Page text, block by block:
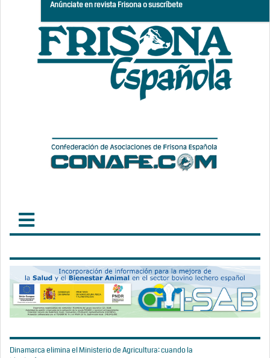
Anúnciate en revista Frisona o suscríbete
Dinamarca elimina el Ministerio de Agricultura: cuando la